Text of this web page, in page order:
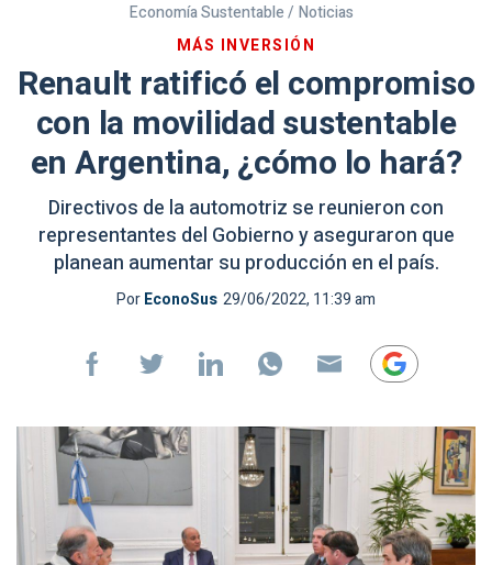
Economía Sustentable / Noticias
MÁS INVERSIÓN
Renault ratificó el compromiso
con la movilidad sustentable
en Argentina, ¿cómo lo hará?
Directivos de la automotriz se reunieron con
representantes del Gobierno y aseguraron que
planean aumentar su producción en el país.
PorEconoSus 29/06/2022, 11:39 am